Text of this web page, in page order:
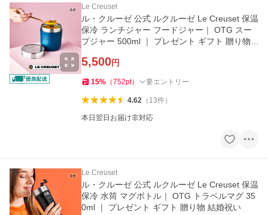
Le Creuset
ル・クルーゼ 公式 ルクルーゼ Le Creuset 保温
保冷 ランチジャー フードジャー｜ OTG スー
プジャー 500ml ｜ プレゼント ギフト 贈り物
5,500円
15% （752pt） 要エントリー
4.62（ 13件）
本日翌日お届け非対応
Le Creuset
ル・クルーゼ 公式 ルクルーゼ Le Creuset 保温
保冷 水筒 マグボトル｜ OTG トラベルマグ 35
0ml ｜ プレゼント ギフト 贈り物 結婚祝い